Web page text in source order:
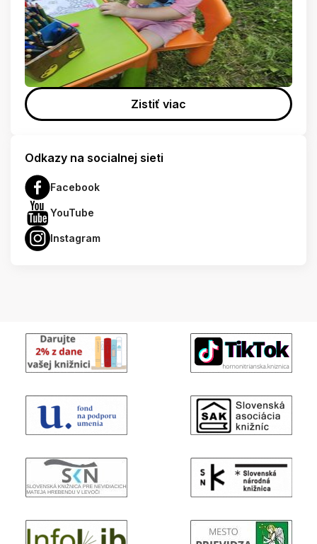
Zistiť viac
Odkazy na socialnej sieti
Facebook
YouTube
Instagram